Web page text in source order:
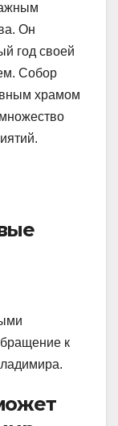
Он
год своей
Собор
храмом
к